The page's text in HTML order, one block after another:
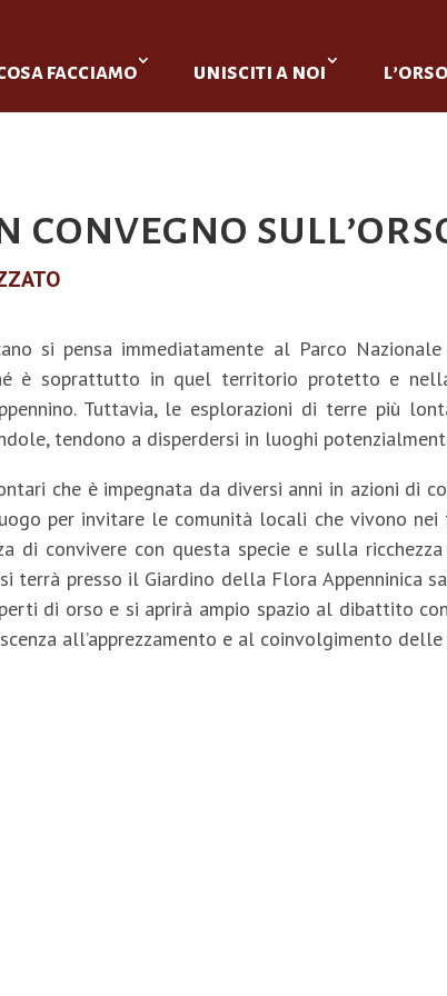
facciamo unisciti a noi
convegno
si pensa immediatamente al Parco Nazionale
è soprattutto in quel territorio protetto e
Tuttavia, le esplorazioni di terre più
tendono a disperdersi in luoghi
che è impegnata da diversi anni in azioni
per invitare le comunità locali che vivono
di convivere con questa specie e sulla
terrà presso il Giardino della Flora Appenninica
di orso e si aprirà ampio spazio al dibattito
all’apprezzamento e al coinvolgimento